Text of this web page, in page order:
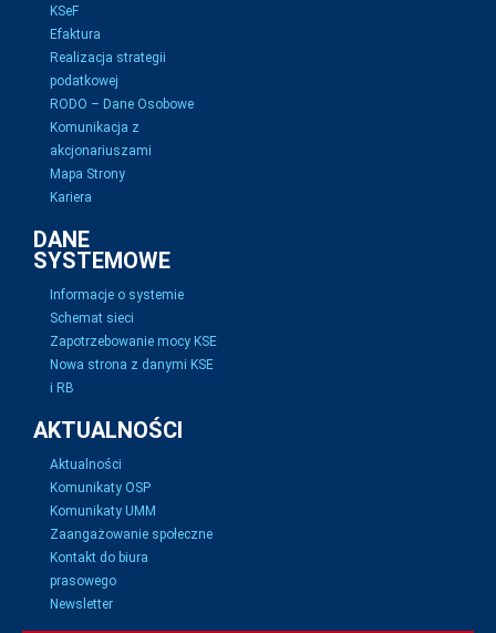
KSeF
Efaktura
Realizacja strategii
podatkowej
RODO – Dane Osobowe
Komunikacja z
akcjonariuszami
Mapa Strony
Kariera
DANE
SYSTEMOWE
Informacje o systemie
Schemat sieci
Zapotrzebowanie mocy KSE
Nowa strona z danymi KSE
i RB
AKTUALNOŚCI
Aktualności
Komunikaty OSP
Komunikaty UMM
Zaangażowanie społeczne
Kontakt do biura
prasowego
Newsletter